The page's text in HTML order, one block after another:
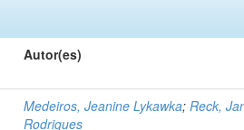
Autor(es)
Medeiros, Jeanine Lykawka;Reck,
Rodrigues